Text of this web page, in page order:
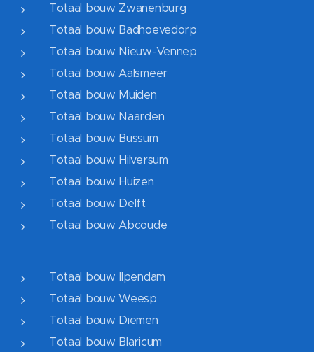
Totaal bouw Zwanenburg
Totaal bouw Badhoevedorp
Totaal bouw Nieuw-Vennep
Totaal bouw Aalsmeer
Totaal bouw Muiden
Totaal bouw Naarden
Totaal bouw Bussum
Totaal bouw Hilversum
Totaal bouw Huizen
Totaal bouw Delft
Totaal bouw Abcoude
Totaal bouw Ilpendam
Totaal bouw Weesp
Totaal bouw Diemen
Totaal bouw Blaricum